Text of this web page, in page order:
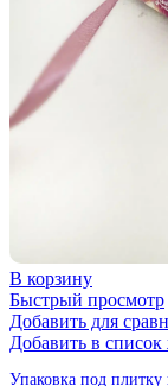
В корзину
Быстрый просмотр
Добавить для
Добавить в
Упаковка под плитку